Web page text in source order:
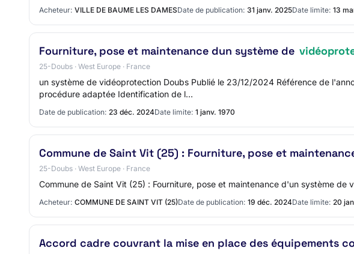
Acheteur: VILLE DE BAUME LES DAMESDate de publication: 31 janv. 2025Date limite: 13
Fourniture, pose et maintenance dun système de
25-Doubs · West Europe · France
un système de vidéoprotection Doubs Publié le 23/12/2024 Référence de
procédure adaptée Identification de l…
Date de publication: 23 déc. 2024Date limite: 1 janv. 1970
Commune de Saint Vit (25) : Fourniture, pose et
25-Doubs · West Europe · France
Commune de Saint Vit (25) : Fourniture, pose et maintenance d'un système de
Acheteur: COMMUNE DE SAINT VIT (25)Date de publication: 19 déc. 2024Date limite: 20
Accord cadre couvrant la mise en place des équipements